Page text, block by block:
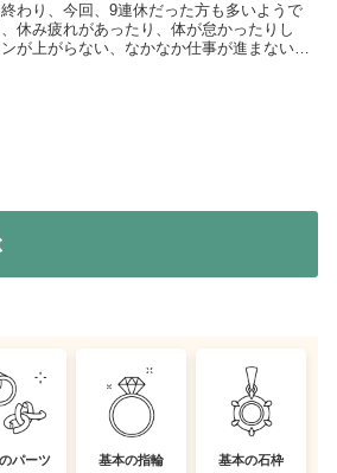
わり、今回、9連休だった方も多いようで
休み疲れがあったり、体が怠かったりし
が上がらない、なかなか仕事が進まない、
パーツ 基本の指輪 基本の石枠